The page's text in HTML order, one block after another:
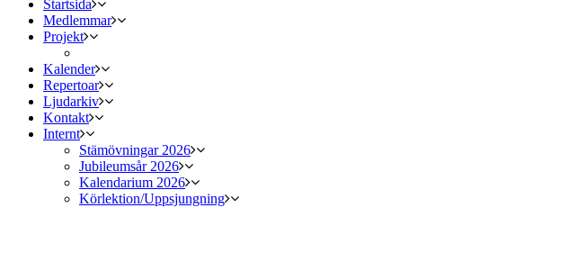
Startsida
Medlemmar
Projekt
Kalender
Repertoar
Ljudarkiv
Kontakt
Internt
Stämövningar 2026
Jubileumsår 2026
Kalendarium 2026
Körlektion/Uppsjungning